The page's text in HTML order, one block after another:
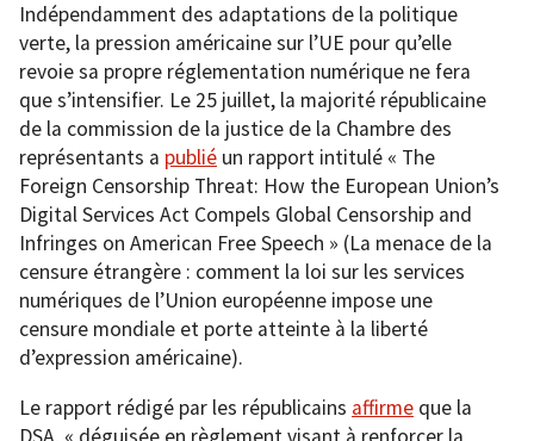
Indépendamment des adaptations de la politique
verte, la pression américaine sur l’UE pour qu’elle
revoie sa propre réglementation numérique ne fera
que s’intensifier. Le 25 juillet, la majorité républicaine
de la commission de la justice de la Chambre des
représentants a publié un rapport intitulé « The
Foreign Censorship Threat: How the European Union’s
Digital Services Act Compels Global Censorship and
Infringes on American Free Speech » (La menace de la
censure étrangère : comment la loi sur les services
numériques de l’Union européenne impose une
censure mondiale et porte atteinte à la liberté
d’expression américaine).
Le rapport rédigé par les républicains affirme que la